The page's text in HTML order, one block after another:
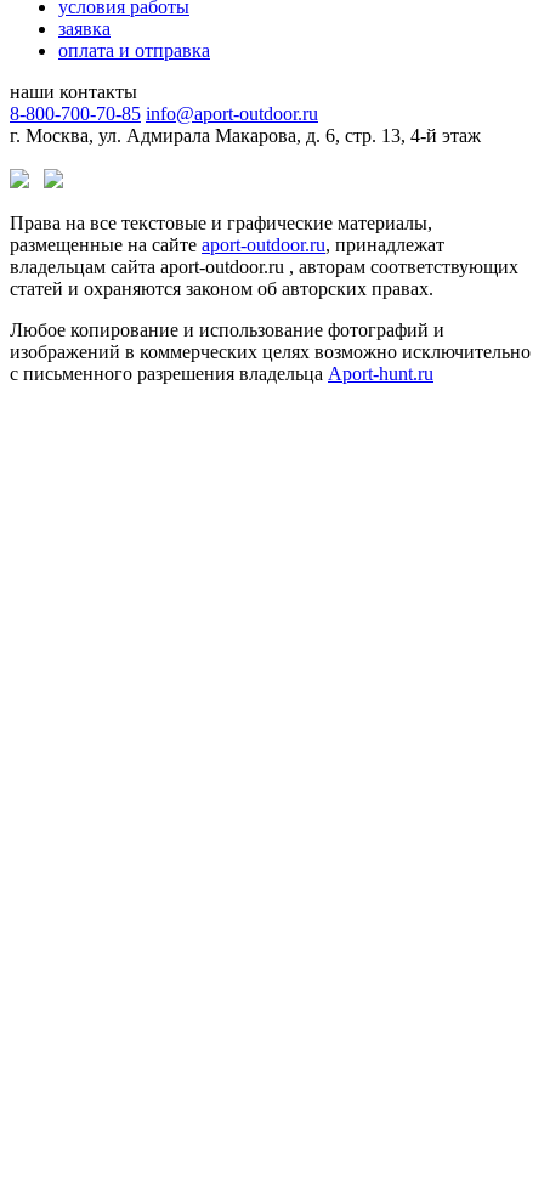
условия работы
заявка
оплата и отправка
наши контакты
8-800-700-70-85 info@aport-outdoor.ru
г. Москва, ул. Адмирала Макарова, д. 6, стр. 13, 4-й этаж
Права на все текстовые и графические материалы,
размещенные на сайте aport-outdoor.ru, принадлежат
владельцам сайта aport-outdoor.ru , авторам соответствующих
статей и охраняются законом об авторских правах.
Любое копирование и использование фотографий и
изображений в коммерческих целях возможно исключительно
с письменного разрешения владельца Aport-hunt.ru